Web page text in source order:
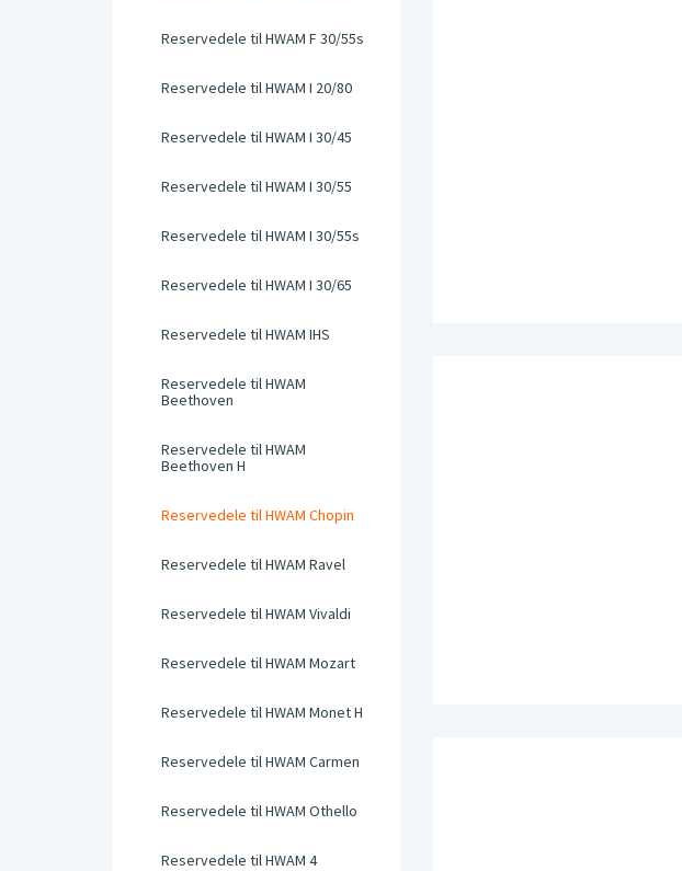
Reservedele til HWAM F 30/55s
Reservedele til HWAM I 20/80
Reservedele til HWAM I 30/45
Reservedele til HWAM I 30/55
Reservedele til HWAM I 30/55s
Reservedele til HWAM I 30/65
Reservedele til HWAM IHS
Reservedele til HWAM
Beethoven
Reservedele til HWAM
Beethoven H
Reservedele til HWAM Chopin
Reservedele til HWAM Ravel
Reservedele til HWAM Vivaldi
Reservedele til HWAM Mozart
Reservedele til HWAM Monet H
Reservedele til HWAM Carmen
Reservedele til HWAM Othello
Reservedele til HWAM 4